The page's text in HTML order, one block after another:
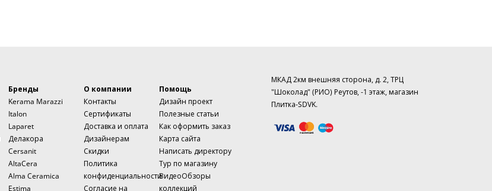
Бренды
Kerama Marazzi
Italon
Laparet
Делакора
Cersanit
AltaCera
Alma Ceramica
Estima
О компании
Контакты
Сертификаты
Доставка и оплата
Дизайнерам
Скидки
Политика
конфиденциальности
Согласие на
Помощь
Дизайн проект
Полезные статьи
Как оформить заказ
Карта сайта
Написать директору
Тур по магазину
ВидеоОбзоры
коллекций
МКАД 2км внешняя сторона, д. 2, ТРЦ
"Шоколад" (РИО) Реутов, -1 этаж, магазин
Плитка-SDVK.